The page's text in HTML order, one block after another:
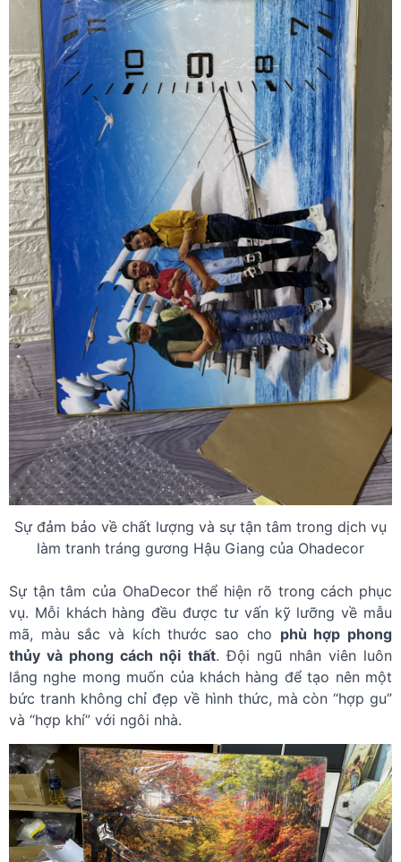
Sự đảm bảo về chất lượng và sự tận tâm trong dịch vụ
làm tranh tráng gương Hậu Giang của Ohadecor
Sự tận tâm của OhaDecor thể hiện rõ trong cách phục
vụ. Mỗi khách hàng đều được tư vấn kỹ lưỡng về mẫu
mã, màu sắc và kích thước sao cho phù hợp phong
thủy và phong cách nội thất. Đội ngũ nhân viên luôn
lắng nghe mong muốn của khách hàng để tạo nên một
bức tranh không chỉ đẹp về hình thức, mà còn “hợp gu”
và “hợp khí” với ngôi nhà.